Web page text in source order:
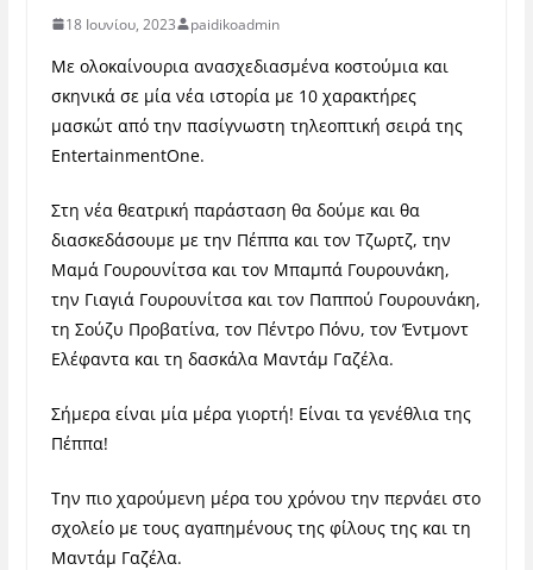
18 Ιουνίου, 2023 paidikoadmin
Με ολοκαίνουρια ανασχεδιασμένα κοστούμια και
σκηνικά σε μία νέα ιστορία με 10 χαρακτήρες
μασκώτ από την πασίγνωστη τηλεοπτική σειρά της
EntertainmentOne.
Στη νέα θεατρική παράσταση θα δούμε και θα
διασκεδάσουμε με την Πέππα και τον Τζωρτζ, την
Μαμά Γουρουνίτσα και τον Μπαμπά Γουρουνάκη,
την Γιαγιά Γουρουνίτσα και τον Παππού Γουρουνάκη,
τη Σούζυ Προβατίνα, τον Πέντρο Πόνυ, τον Έντμοντ
Ελέφαντα και τη δασκάλα Μαντάμ Γαζέλα.
Σήμερα είναι μία μέρα γιορτή! Είναι τα γενέθλια της
Πέππα!
Την πιο χαρούμενη μέρα του χρόνου την περνάει στο
σχολείο με τους αγαπημένους της φίλους της και τη
Μαντάμ Γαζέλα.